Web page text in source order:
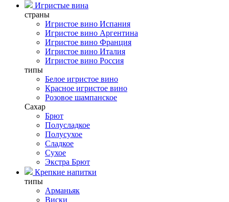
Игристые вина
страны
Игристое вино Испания
Игристое вино Аргентина
Игристое вино Франция
Игристое вино Италия
Игристое вино Россия
типы
Белое игристое вино
Красное игристое вино
Розовое шампанское
Сахар
Брют
Полусладкое
Полусухое
Сладкое
Сухое
Экстра Брют
Крепкие напитки
типы
Арманьяк
Виски